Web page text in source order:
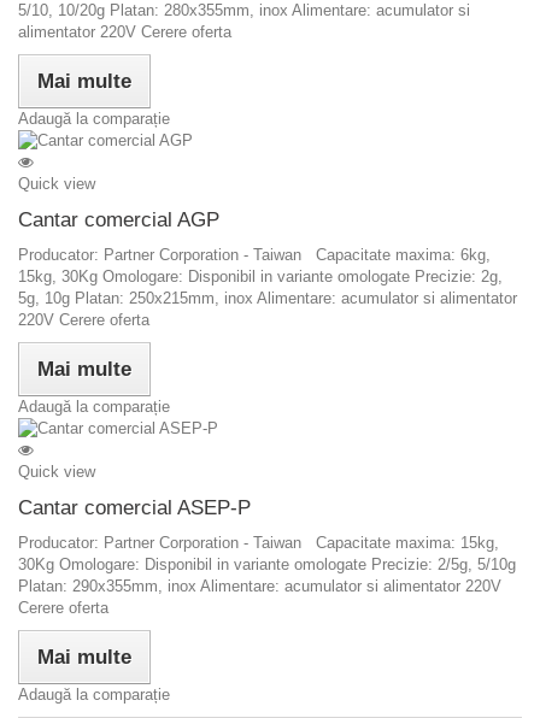
5/10, 10/20g Platan: 280x355mm, inox Alimentare: acumulator si
alimentator 220V Cerere oferta
Mai multe
Adaugă la comparație
Quick view
Cantar comercial AGP
Producator: Partner Corporation - Taiwan Capacitate maxima: 6kg,
15kg, 30Kg Omologare: Disponibil in variante omologate Precizie: 2g,
5g, 10g Platan: 250x215mm, inox Alimentare: acumulator si alimentator
220V Cerere oferta
Mai multe
Adaugă la comparație
Quick view
Cantar comercial ASEP-P
Producator: Partner Corporation - Taiwan Capacitate maxima: 15kg,
30Kg Omologare: Disponibil in variante omologate Precizie: 2/5g, 5/10g
Platan: 290x355mm, inox Alimentare: acumulator si alimentator 220V
Cerere oferta
Mai multe
Adaugă la comparație